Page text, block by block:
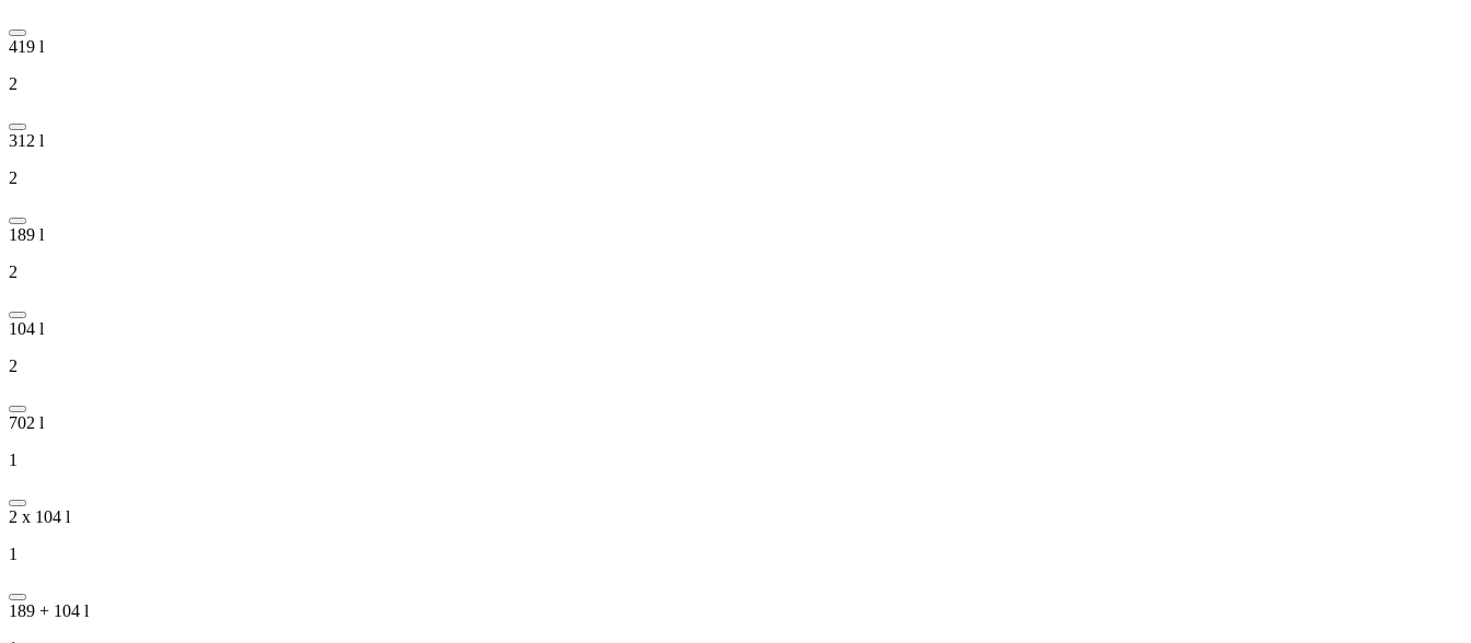
419 l
2
312 l
2
189 l
2
104 l
2
702 l
1
2 x 104 l
1
189 + 104 l